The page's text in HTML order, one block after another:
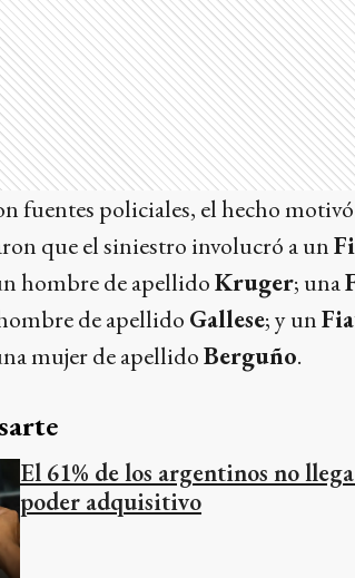
fuentes policiales, el hecho
que el siniestro involucró a un
hombre de apellidoKruger; una
de apellido Gallese; y un
mujer de apellidoBerguño.
El 61% de los argentinos no
poder adquisitivo